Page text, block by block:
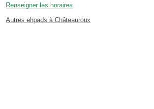
Renseigner les horaires
Autres ehpads à Châteauroux